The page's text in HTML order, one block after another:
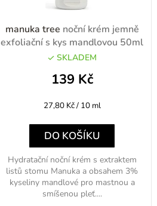
manuka tree noční krém jemně
exfoliační s kys mandlovou 50ml
SKLADEM
139 Kč
Měrná
27,80 Kč / 10 ml
DO KOŠÍKU
Hydratační noční krém s extraktem
listů stomu Manuka a obsahem 3%
kyseliny mandlové pro mastnou a
smíšenou pleť....